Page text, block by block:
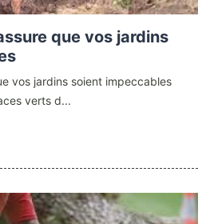
que vos jardins
vos jardins soient impeccables
verts d...